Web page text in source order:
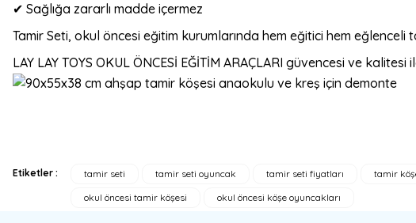
✔ Sağlığa zararlı madde içermez
Tamir Seti, okul öncesi eğitim kurumlarında hem eğitici hem
LAY LAY TOYS OKUL ÖNCESİ EĞİTİM ARAÇLARI güvencesi ve kalitesi
Görüş ve önerileriniz için teşekkür ederiz.
Etiketler : tamir seti tamir seti oyuncak tamir seti fiyatları tamir
okul öncesi tamir köşesi
okul öncesi köşe oyuncakları